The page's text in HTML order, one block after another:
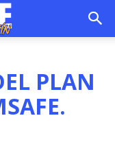
PLAN